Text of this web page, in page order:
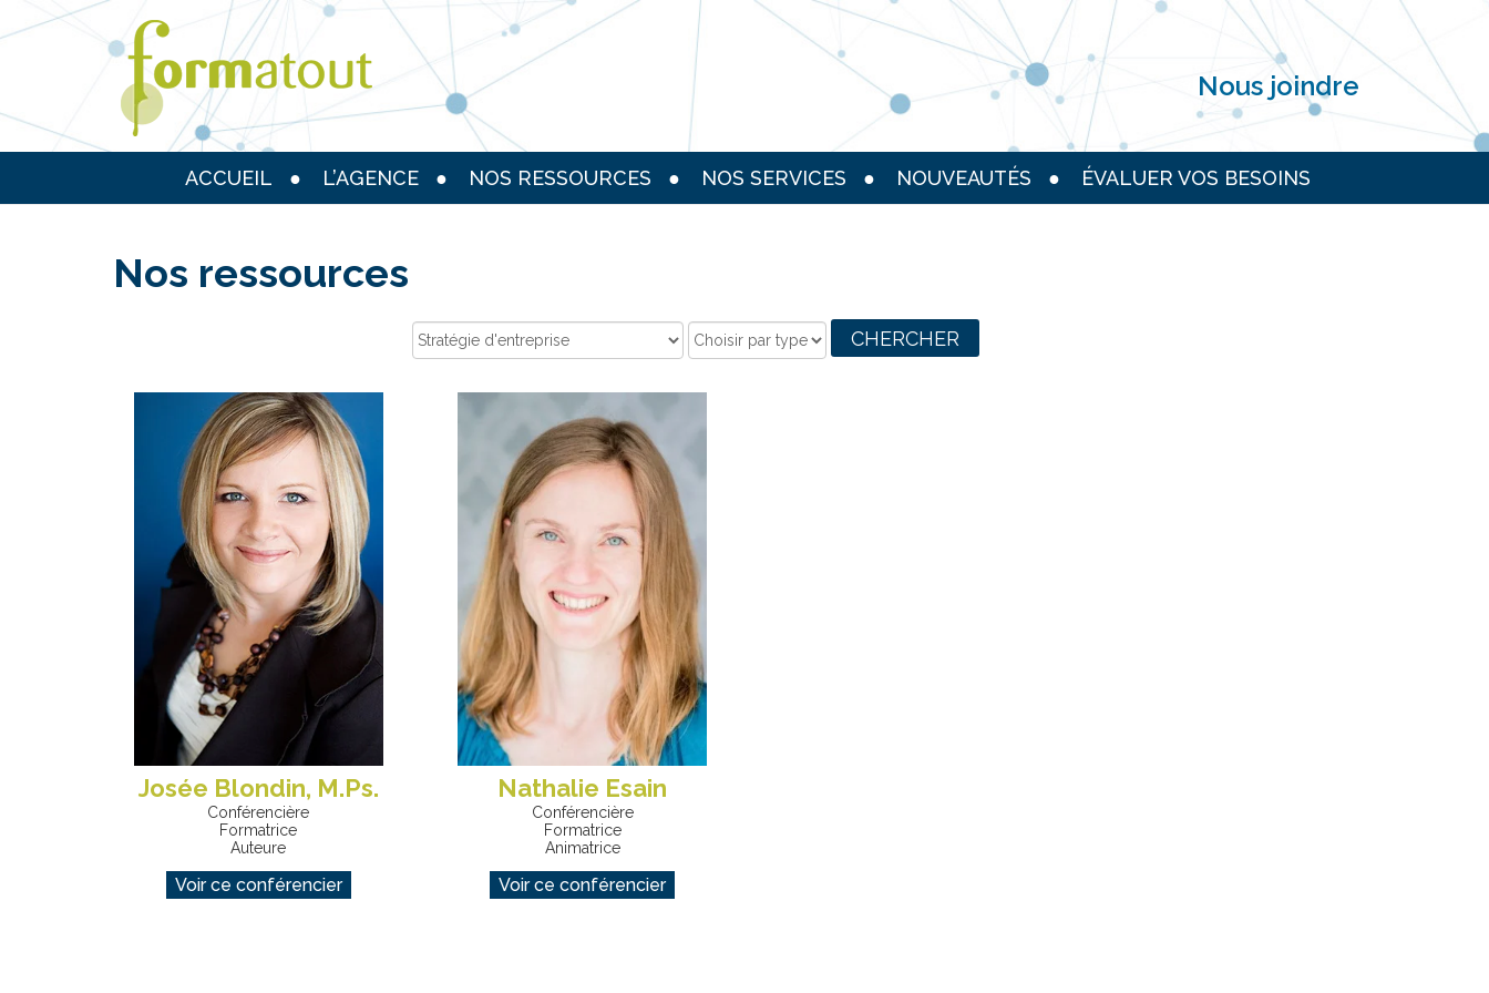
Nous joindre
ACCUEIL L’AGENCE NOS RESSOURCES NOS SERVICES NOUVEAUTÉS ÉVALUER VOS BESOINS
Nos ressources
Josée Blondin, M.Ps.
Conférencière
Formatrice
Auteure
Voir ce conférencier
Nathalie Esain
Conférencière
Formatrice
Animatrice
Voir ce conférencier